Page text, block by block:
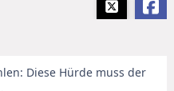
Diese Hürde muss der